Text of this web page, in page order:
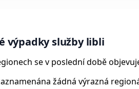
výpadky služby libli
se v poslední době
žádná výrazná